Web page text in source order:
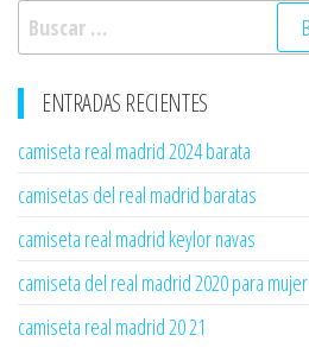
Buscar:
ENTRADAS RECIENTES
camiseta real madrid 2024 barata
camisetas del real madrid baratas
camiseta real madrid keylor navas
camiseta del real madrid 2020 para mujer
camiseta real madrid 20 21